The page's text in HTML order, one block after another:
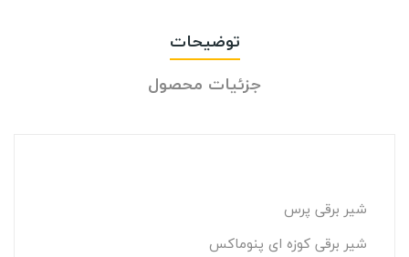
توضیحات
جزئیات محصول
شیر برقی پرس
شیر برقی کوزه ای پنوماکس